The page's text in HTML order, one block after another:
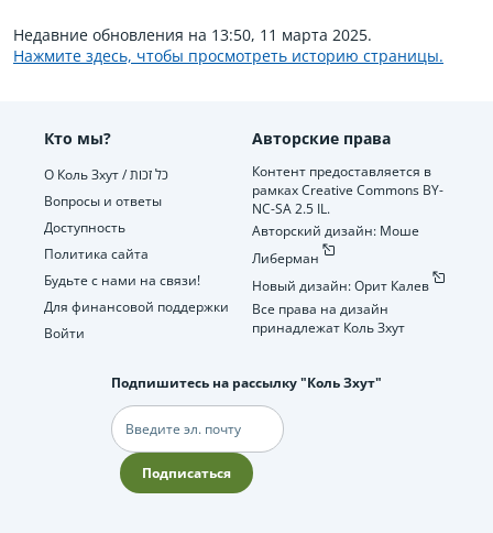
Недавние обновления на 13:50, 11 марта 2025.
Нажмите здесь, чтобы просмотреть историю страницы.
Кто мы?
О Коль Зхут / כל זכות
Вопросы и ответы
Доступность
Политика сайта
Будьте с нами на связи!
Для финансовой поддержки
Войти
Авторские права
Контент предоставляется в
рамках Creative Commons BY-
NC-SA 2.5 IL.
Авторский дизайн: Моше
Либерман
Новый дизайн: Орит Калев
Все права на дизайн
принадлежат Коль Зхут
Подпишитесь на рассылку "Коль Зхут"
Электронная
почта
Подписаться